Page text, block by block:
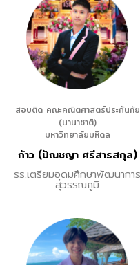
สอบติด คณะคณิตศาสตร์ประกันภัย
(นานาชาติ)
มหาวิทยาลัยมหิดล
ก้าว (ปัณชญา ศรีสารสกุล)
รร.เตรียมอุดมศึกษาพัฒนาการ
สุวรรณภูมิ